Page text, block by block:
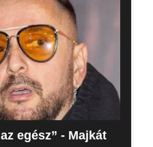
egész” - Majkát